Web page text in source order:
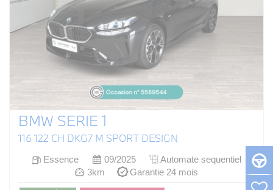
BMW SERIE 1
116 122 CH DKG7 M SPORT DESIGN
Essence 09/2025
Automate sequentiel
3km
Garantie 24 mois